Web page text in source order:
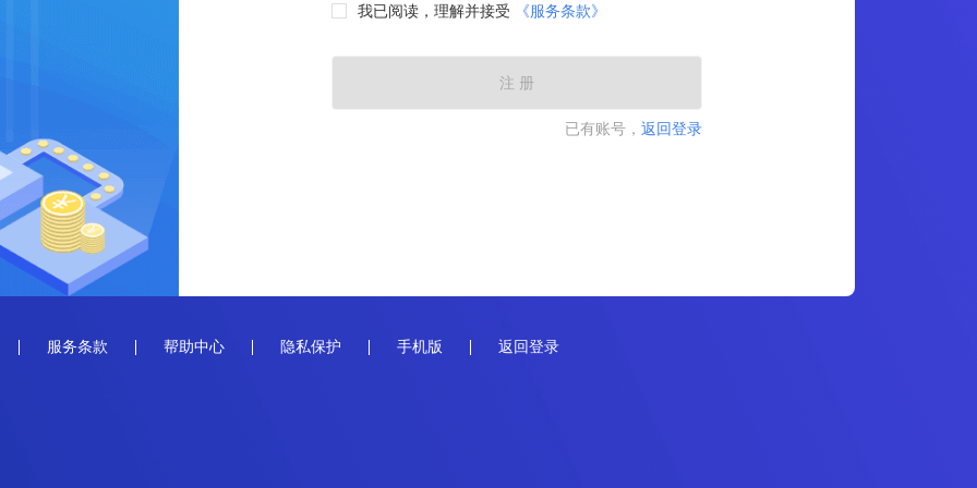
我已阅读，理解并接受 《服务条款》
注 册
已有账号， 返回登录
服务条款 帮助中心 隐私保护 手机版 返回登录